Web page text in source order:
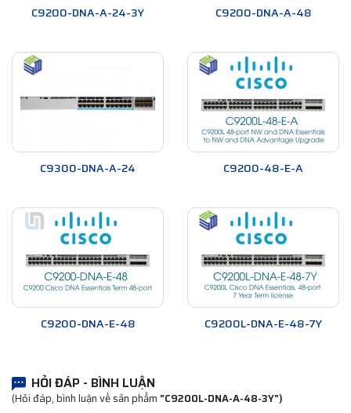
C9200-DNA-A-24-3Y C9200-DNA-A-48
C9300-DNA-A-24 C9200-48-E-A
C9200-DNA-E-48 C9200L-DNA-E-48-7Y
HỎI ĐÁP - BÌNH LUẬN
(Hỏi đáp, bình luận về sản phẩm "C9200L-DNA-A-48-3Y")